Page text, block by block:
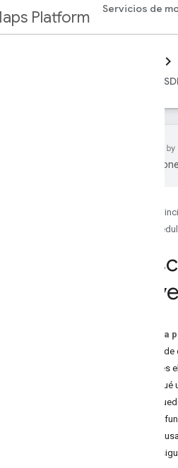
Platform Servicios de
Página
En esta
Antes
¿Qué
¿Por
Qué
Cómo
Cómo
¿Qué